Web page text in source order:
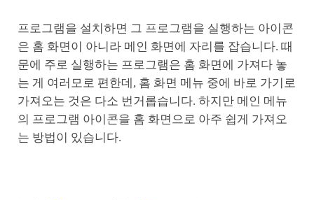
프로그램을 설치하면 그 프로그램을 실행하는 아이콘
은 홈 화면이 아니라 메인 화면에 자리를 잡습니다. 때
문에 주로 실행하는 프로그램은 홈 화면에 가져다 놓
는 게 여러모로 편한데, 홈 화면 메뉴 중에 바로 가기로
가져오는 것은 다소 번거롭습니다. 하지만 메인 메뉴
의 프로그램 아이콘을 홈 화면으로 아주 쉽게 가져오
는 방법이 있습니다.